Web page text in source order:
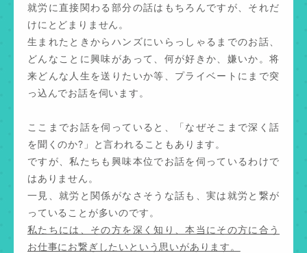
就労に直接関わる部分の話はもちろんですが、それだ
けにとどまりません。
生まれたときからハンズにいらっしゃるまでのお話、
どんなことに興味があって、何が好きか、嫌いか。将
来どんな人生を送りたいか等、プライベートにまで突
っ込んでお話を伺います。
ここまでお話を伺っていると、「なぜそこまで深く話
を聞くのか?」と言われることもあります。
ですが、私たちも興味本位でお話を伺っているわけで
はありません。
一見、就労と関係がなさそうな話も、実は就労と繋が
っていることが多いのです。
私たちには、その方を深く知り、本当にその方に合う
お仕事にお繋ぎしたいという思いがあります。